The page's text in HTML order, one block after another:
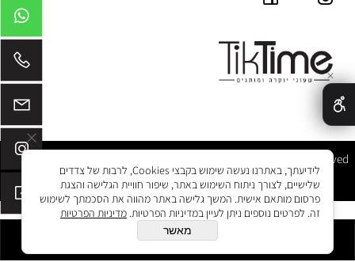
הוסף לסל
Tik Time © 2025 All Rights Reserved
בניית אתרים
✕
לידיעתך, באתרנו נעשה שימוש בקבצי Cookies, לרבות של צדדים
שלישיים, לצורך ניתוח השימוש באתר, שיפור חוויית הגלישה והצגת
פרסום מותאם אישית. המשך גלישה באתר מהווה את הסכמתך לשימוש
זה. לפרטים נוספים ניתן לעיין במדיניות הפרטיות. מדיניות הפרטיות
מאשר